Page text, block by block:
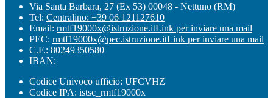
Via Santa Barbara, 27 (Ex 53) 00048 - Nettuno (RM)
Tel: Centralino: +39 06 121127610
Email: rmtf19000x@istruzione.itLink per inviare una mail
PEC: rmtf19000x@pec.istruzione.itLink per inviare una mail
C.F.: 80249350580
IBAN:
Codice Univoco ufficio: UFCVHZ
Codice IPA: istsc_rmtf19000x